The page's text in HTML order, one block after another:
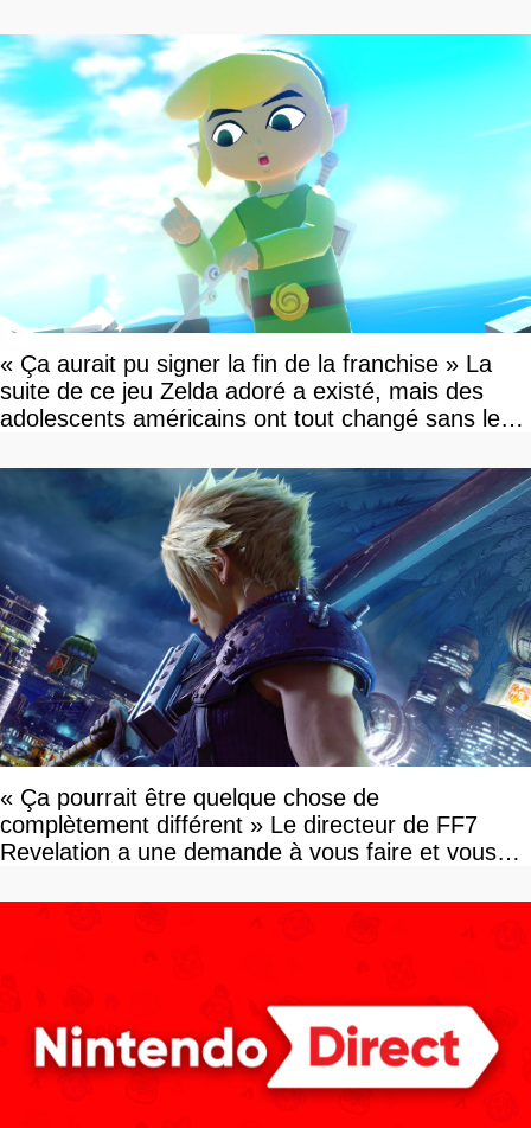
« Ça aurait pu signer la fin de la franchise » La
suite de ce jeu Zelda adoré a existé, mais des
adolescents américains ont tout changé sans le
« Ça pourrait être quelque chose de
complètement différent » Le directeur de FF7
Revelation a une demande à vous faire et vous